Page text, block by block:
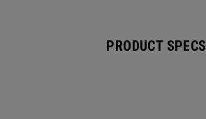
PRODUCT SPECS